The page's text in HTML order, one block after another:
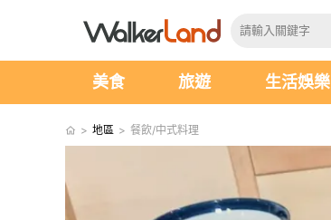
美食 旅遊 生活娛樂
> 地區 > 餐飲/中式料理